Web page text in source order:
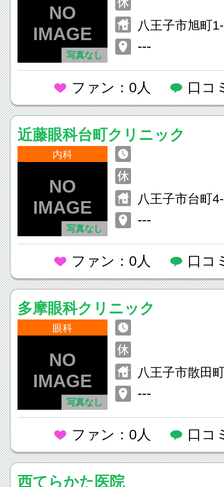
写真なし
八王子市旭町
---
ファン：0人 口コ
近藤眼科台町クリニック
内科
写真なし
八王子市台町
---
ファン：0人 口コ
多摩眼科クリニック
眼科
写真なし
八王子市散田
---
ファン：0人 口コ
西てらかた医院